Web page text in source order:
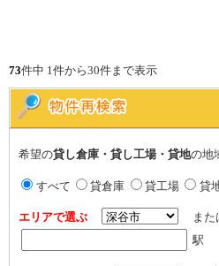
73件中 1件から30件まで表示
希望の貸し倉庫・貸し工場・貸地の地
すべて 貸倉庫 貸工場 貸
エリアで選ぶ ま
駅